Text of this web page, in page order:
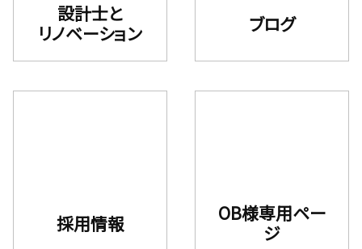
設計士と
リノベーション
ブログ
採用情報
OB様専用ペー
ジ